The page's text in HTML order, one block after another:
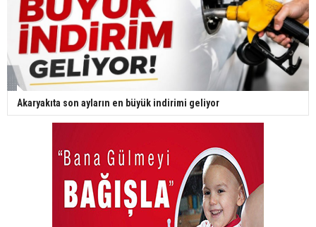
Akaryakıta son ayların en büyük indirimi geliyor